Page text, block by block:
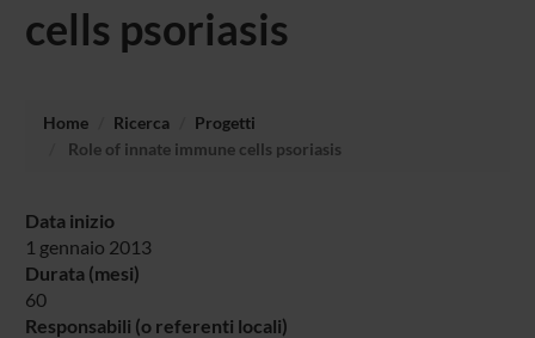
cells psoriasis
Home Ricerca
Progetti
Role of innate immune cells psoriasis
Data inizio
1 gennaio 2013
Durata (mesi)
60
Responsabili (o referenti locali)